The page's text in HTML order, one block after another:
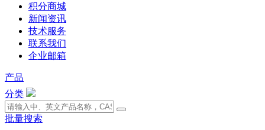
积分商城
新闻资讯
技术服务
联系我们
企业邮箱
产品
分类
批量搜索